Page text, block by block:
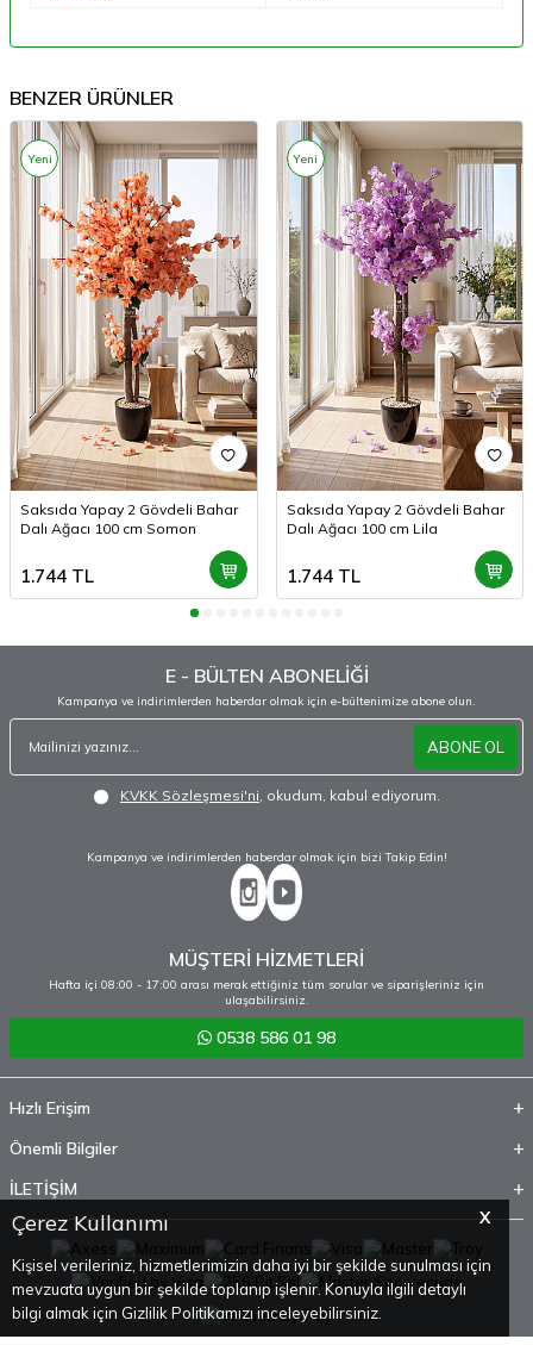
X
Çerez Kullanımı
Kişisel verileriniz, hizmetlerimizin daha iyi bir şekilde sunulması için
mevzuata uygun bir şekilde toplanıp işlenir. Konuyla ilgili detaylı
bilgi almak için Gizlilik Politikamızı inceleyebilirsiniz.
BENZER ÜRÜNLER
Yeni
Saksıda Yapay 2 Gövdeli Bahar
Dalı Ağacı 100 cm Somon
1.744 TL
Yeni
Saksıda Yapay 2 Gövdeli Bahar
Dalı Ağacı 100 cm Lila
1.744TL
E - BÜLTEN ABONELİĞİ
Kampanya ve indirimlerden haberdar olmak için e-bültenimize abone olun.
ABONE OL
KVKK Sözleşmesi'ni, okudum, kabul ediyorum.
Kampanya ve indirimlerden haberdar olmak için bizi Takip Edin!
MÜŞTERİ HİZMETLERİ
Hafta içi 08:00 - 17:00 arası merak ettiğiniz tüm sorular ve siparişleriniz için
ulaşabilirsiniz.
0538 586 01 98
Hızlı Erişim
Önemli Bilgiler
İLETİŞİM